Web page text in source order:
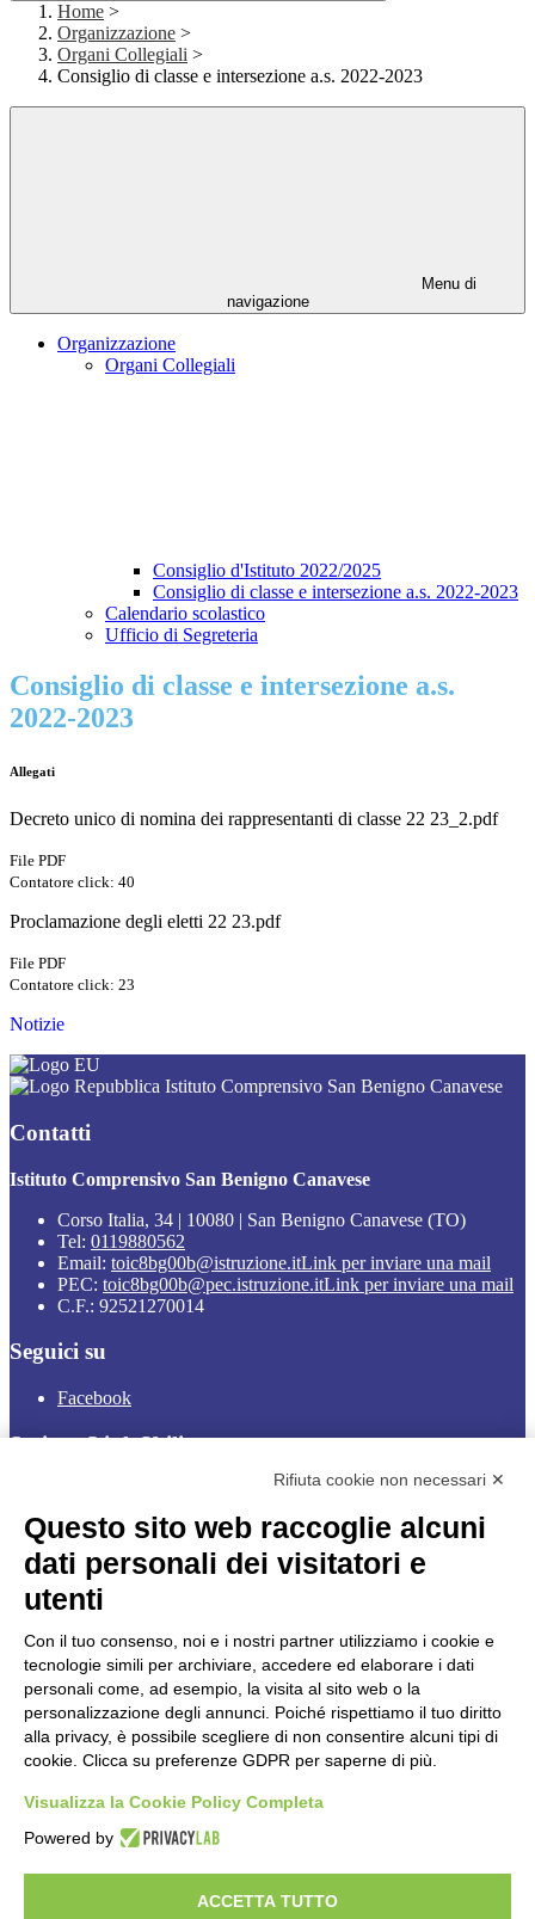
Home >
Organizzazione >
Organi Collegiali >
Consiglio di classe e intersezione a.s. 2022-2023
Menu di
navigazione
Organizzazione
Organi Collegiali
Consiglio d'Istituto 2022/2025
Consiglio di classe e intersezione a.s. 2022-2023
Calendario scolastico
Ufficio di Segreteria
Consiglio di classe e intersezione a.s.
2022-2023
Allegati
Decreto unico di nomina dei rappresentanti di classe 22 23_2.pdf
File PDF
Contatore click: 40
Proclamazione degli eletti 22 23.pdf
File PDF
Contatore click: 23
Notizie
Istituto Comprensivo San Benigno Canavese
Contatti
Istituto Comprensivo San Benigno Canavese
Corso Italia, 34 | 10080 | San Benigno Canavese (TO)
Tel: 0119880562
Email: toic8bg00b@istruzione.itLink per inviare una mail
PEC: toic8bg00b@pec.istruzione.itLink per inviare una mail
C.F.: 92521270014
Seguici su
Facebook
Sezione Link Utili
Informativa Privacy
Ufficio Relazioni con il Pubblico
Dichiarazione di accessibilità
Obiettivi di accessibilità
Gestione consensi cookie
Amministrazione trasparente
Pagina visualizzata
808 volte
Sezione Copyright
Copyright 2026 | Engineered and powered by Gruppo Spaggiari
Parma S.p.A. | Divisione Publishing & New Social Media
Rifiuta cookie non necessari ✕
Questo sito web raccoglie alcuni
dati personali dei visitatori e
utenti
Con il tuo consenso, noi e i nostri partner utilizziamo i cookie e
tecnologie simili per archiviare, accedere ed elaborare i dati
personali come, ad esempio, la visita al sito web o la
personalizzazione degli annunci. Poiché rispettiamo il tuo diritto
alla privacy, è possibile scegliere di non consentire alcuni tipi di
cookie. Clicca su preferenze GDPR per saperne di più.
Visualizza la Cookie Policy Completa
Powered by
ACCETTA TUTTO